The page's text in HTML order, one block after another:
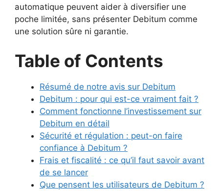
automatique peuvent aider à diversifier une
poche limitée, sans présenter Debitum comme
une solution sûre ni garantie.
Table of Contents
Résumé de notre avis sur Debitum
Debitum : pour qui est-ce vraiment fait ?
Comment fonctionne l’investissement sur
Debitum en détail
Sécurité et régulation : peut-on faire
confiance à Debitum ?
Frais et fiscalité : ce qu’il faut savoir avant
de se lancer
Que pensent les utilisateurs de Debitum ?